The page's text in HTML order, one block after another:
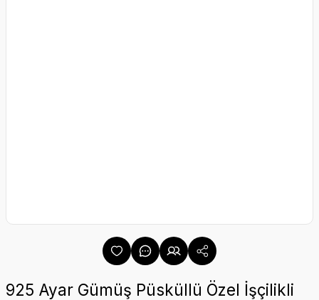
925 Ayar Gümüş Püsküllü Özel İşçilikli